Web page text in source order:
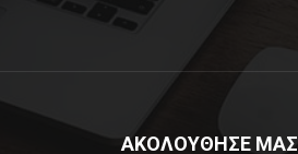
ΑΚΟΛΟΥΘΗΣΕ ΜΑΣ